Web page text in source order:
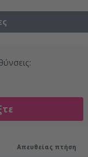
Απευθείας πτήση